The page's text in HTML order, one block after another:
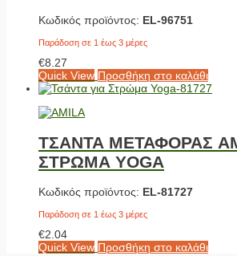
Κωδικός προϊόντος: EL-96751
Παράδοση σε 1 έως 3 μέρες
€8.27
Quick View Προσθήκη στο καλάθι
ΤΣΑΝΤΑ ΜΕΤΑΦΟΡΑΣ
ΣΤΡΩΜΑ YOGA
Κωδικός προϊόντος: EL-81727
Παράδοση σε 1 έως 3 μέρες
€2.04
Quick View Προσθήκη στο καλάθι